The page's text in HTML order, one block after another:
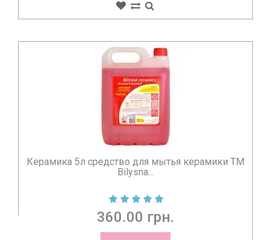
Керамика 5л средство для мытья керамики TM
Bilysna...
360.00 грн.